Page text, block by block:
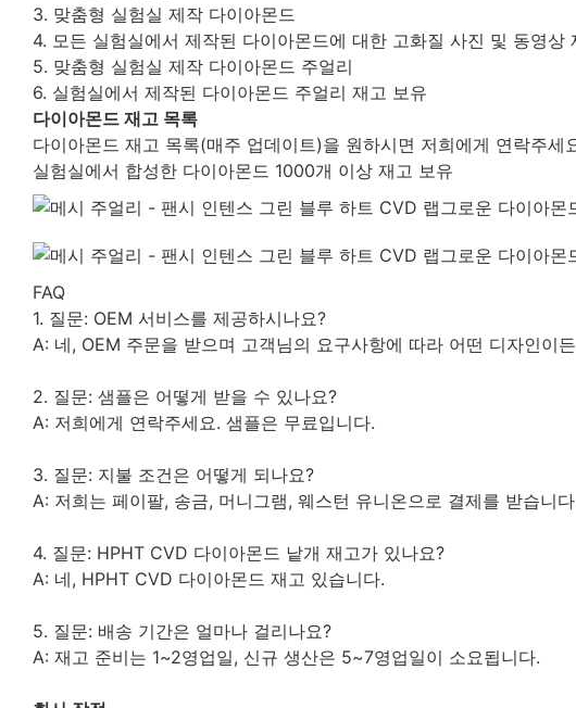
3. 맞춤형 실험실 제작 다이아몬드
4. 모든 실험실에서 제작된 다이아몬드에 대한 고화질 사진 및 동영상
5. 맞춤형 실험실 제작 다이아몬드 주얼리
6. 실험실에서 제작된 다이아몬드 주얼리 재고 보유
다이아몬드 재고 목록
다이아몬드 재고 목록(매주 업데이트)을 원하시면 저희에게 연락주세
실험실에서 합성한 다이아몬드 1000개 이상 재고 보유
FAQ
1. 질문: OEM 서비스를 제공하시나요?
A: 네, OEM 주문을 받으며 고객님의 요구사항에 따라 어떤 디자인이
2. 질문: 샘플은 어떻게 받을 수 있나요?
A: 저희에게 연락주세요. 샘플은 무료입니다.
3. 질문: 지불 조건은 어떻게 되나요?
A: 저희는 페이팔, 송금, 머니그램, 웨스턴 유니온으로 결제를 받습니
4. 질문: HPHT CVD 다이아몬드 낱개 재고가 있나요?
A: 네, HPHT CVD 다이아몬드 재고 있습니다.
5. 질문: 배송 기간은 얼마나 걸리나요?
A: 재고 준비는 1~2영업일, 신규 생산은 5~7영업일이 소요됩니다.